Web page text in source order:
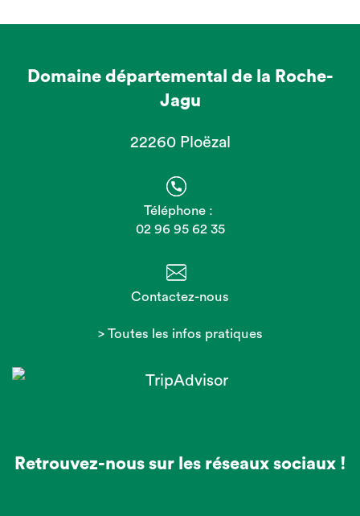
Domaine départemental de la Roche-
Jagu
22260 Ploëzal
Téléphone :
02 96 95 62 35
Contactez-nous
> Toutes les infos pratiques
Retrouvez-nous sur les réseaux sociaux !